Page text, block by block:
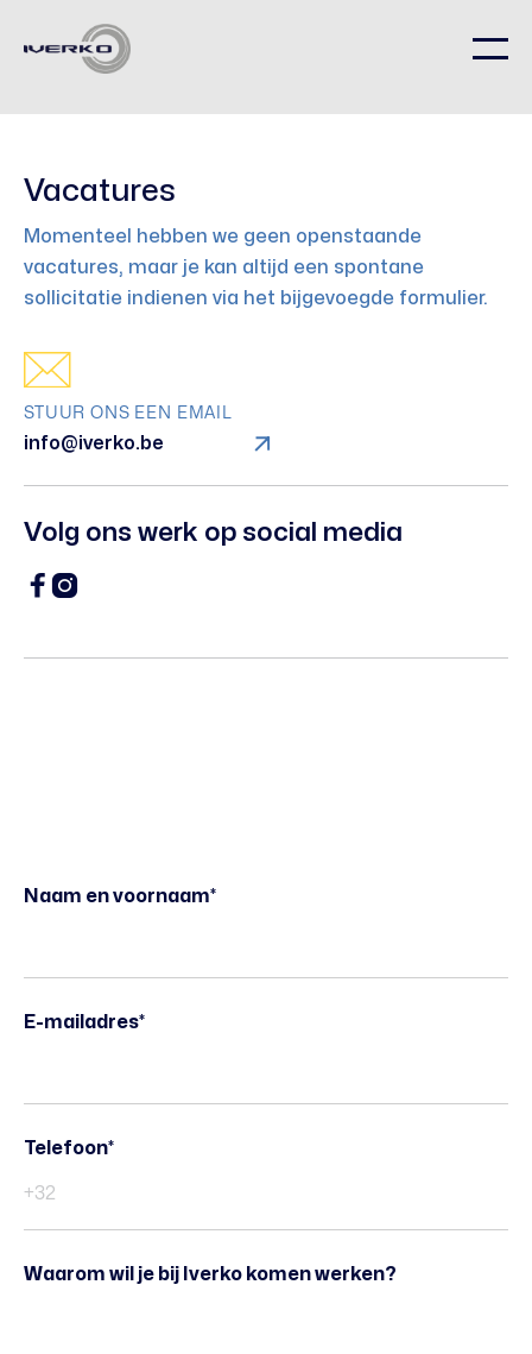
Vacatures
Momenteel hebben we geen openstaande
vacatures, maar je kan altijd een spontane
sollicitatie indienen via het bijgevoegde formulier.
STUUR ONS EEN EMAIL
info@iverko.be 
Volg ons werk op social media
 
Naam en voornaam*
E-mailadres*
Telefoon*
Waarom wil je bij Iverko komen werken?